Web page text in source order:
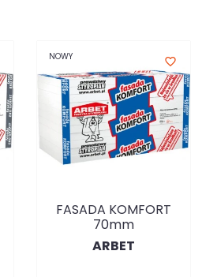
NOWY favorite_border
FASADA KOMFORT
70mm
ARBET